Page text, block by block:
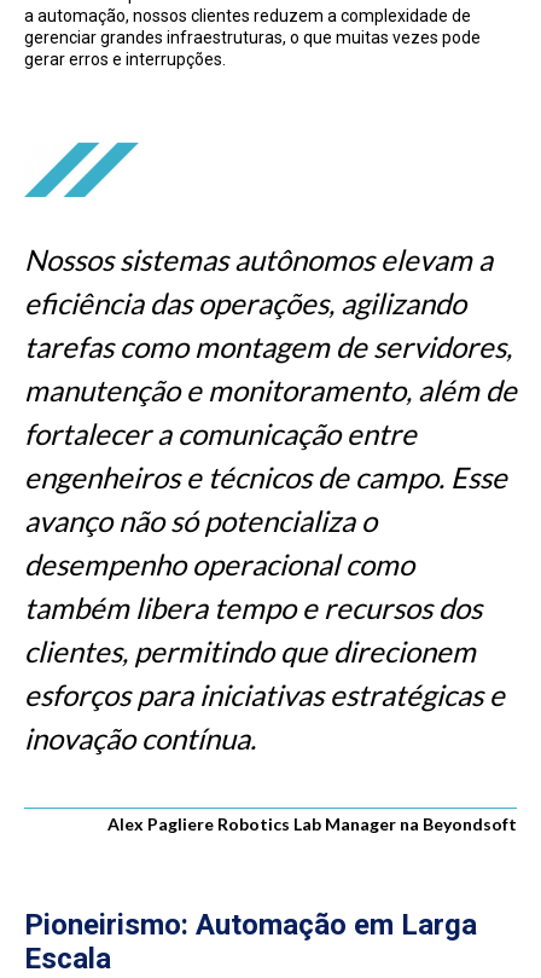
a automação, nossos clientes reduzem a complexidade de
gerenciar grandes infraestruturas, o que muitas vezes pode
gerar erros e interrupções.
Nossos sistemas autônomos elevam a
eficiência das operações, agilizando
tarefas como montagem de servidores,
manutenção e monitoramento, além de
fortalecer a comunicação entre
engenheiros e técnicos de campo. Esse
avanço não só potencializa o
desempenho operacional como
também libera tempo e recursos dos
clientes, permitindo que direcionem
esforços para iniciativas estratégicas e
inovação contínua.
Alex Pagliere Robotics Lab Manager na Beyondsoft
Pioneirismo: Automação em Larga
Escala